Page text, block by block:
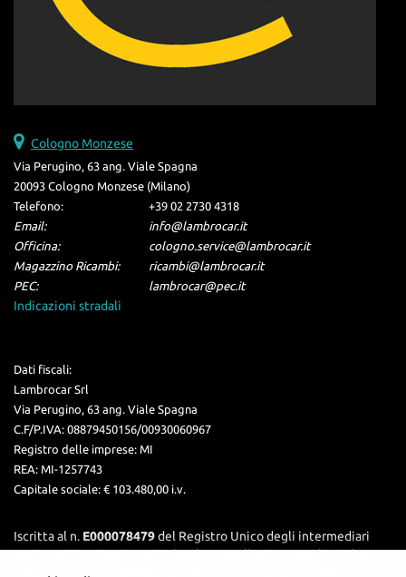
Cologno Monzese
Via Perugino, 63 ang. Viale Spagna
20093 Cologno Monzese (Milano)
Telefono:
+39 02 2730 4318
Email:
info@lambrocar.it
Officina:
cologno.service@lambrocar.it
Magazzino Ricambi:
ricambi@lambrocar.it
PEC:
lambrocar@pec.it
Indicazioni stradali
Dati fiscali:
Lambrocar Srl
Via Perugino, 63 ang. Viale Spagna
C.F/P.IVA: 08879450156/00930060967
Registro delle imprese: MI
REA: MI-1257743
Capitale sociale: € 103.480,00 i.v.
Iscritta al n. E000078479del Registro Unico degli intermediari
Assicurativi e Riassicurativi (RUI) presso l’Istituto per la vigilanza